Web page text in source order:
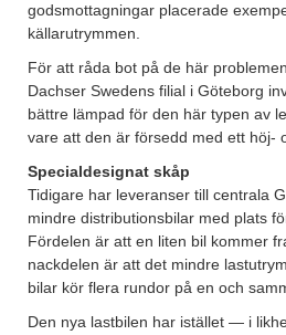
godsmottagningar placerade
källarutrymmen.
För att råda bot på de här
Dachser Swedens filial i Göteborg
bättre lämpad för den här typen av
vare att den är försedd med ett höj-
Specialdesignat skåp
Tidigare har leveranser till centrala
mindre distributionsbilar med plats
Fördelen är att en liten bil kommer
nackdelen är att det mindre
bilar kör flera rundor på en och
Den nya lastbilen har istället — i